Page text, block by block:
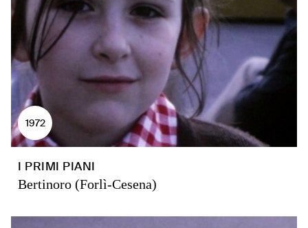
1972
I PRIMI PIANI
Bertinoro (Forlì-Cesena)